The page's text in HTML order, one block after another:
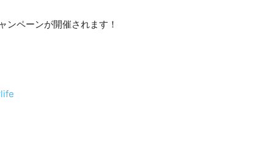
ペーンが開催されます！